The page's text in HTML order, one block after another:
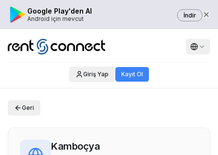
Google Play'den Al
Android için mevcut İndir
Giriş Yap Kayıt Ol
Geri
Kamboçya